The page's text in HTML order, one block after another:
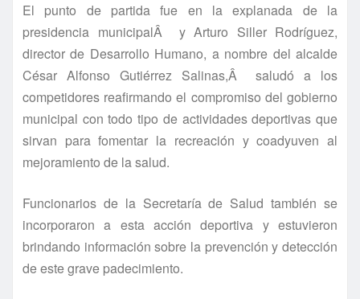
El punto de partida fue en la explanada de la
presidencia municipalÂ y Arturo Siller Rodrí­guez,
director de Desarrollo Humano, a nombre del alcalde
César Alfonso Gutiérrez Salinas,Â saludó a los
competidores reafirmando el compromiso del gobierno
municipal con todo tipo de actividades deportivas que
sirvan para fomentar la recreación y coadyuven al
mejoramiento de la salud.
Funcionarios de la Secretarí­a de Salud también se
incorporaron a esta acción deportiva y estuvieron
brindando información sobre la prevención y detección
de este grave padecimiento.